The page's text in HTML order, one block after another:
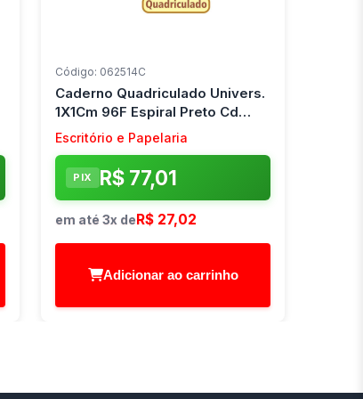
Código: 062514C
Caderno Quadriculado Univers.
1X1Cm 96F Espiral Preto Cd
Tamoio (Pct.c/04)
Escritório e Papelaria
PIX R$ 77,01
em até 3x deR$ 27,02
Adicionar ao carrinho